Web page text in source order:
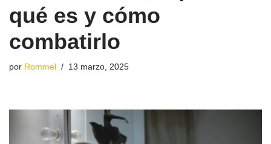
qué es y cómo
combatirlo
por Rommel 13 marzo, 2025